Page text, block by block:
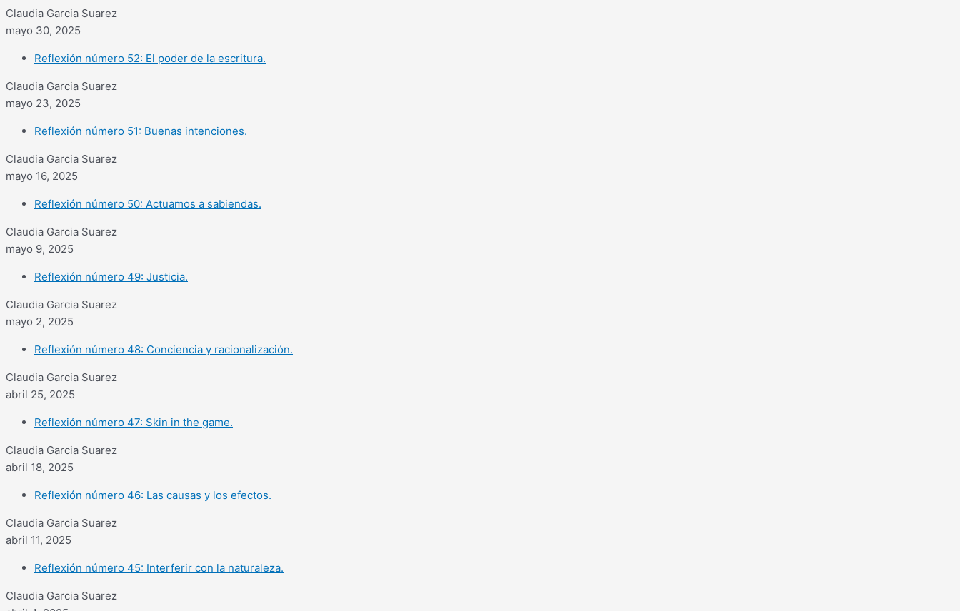
Claudia Garcia Suarez
mayo 30, 2025
Reflexión número 52: El poder de la escritura.
Claudia Garcia Suarez
mayo 23, 2025
Reflexión número 51: Buenas intenciones.
Claudia Garcia Suarez
mayo 16, 2025
Reflexión número 50: Actuamos a sabiendas.
Claudia Garcia Suarez
mayo 9, 2025
Reflexión número 49: Justicia.
Claudia Garcia Suarez
mayo 2, 2025
Reflexión número 48: Conciencia y racionalización.
Claudia Garcia Suarez
abril 25, 2025
Reflexión número 47: Skin in the game.
Claudia Garcia Suarez
abril 18, 2025
Reflexión número 46: Las causas y los efectos.
Claudia Garcia Suarez
abril 11, 2025
Reflexión número 45: Interferir con la naturaleza.
Claudia Garcia Suarez